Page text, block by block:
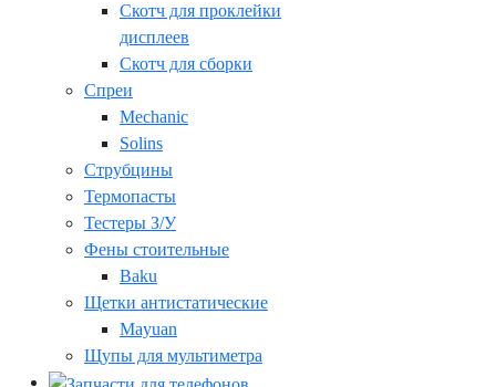
Скотч для проклейки
дисплеев
Скотч для сборки
Спреи
Mechanic
Solins
Струбцины
Термопасты
Тестеры З/У
Фены стоительные
Baku
Щетки антистатические
Mayuan
Щупы для мультиметра